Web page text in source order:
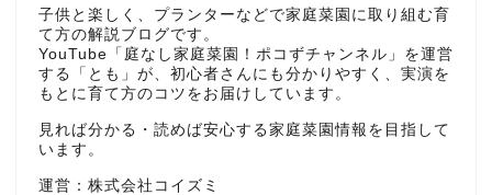
子供と楽しく、プランターなどで家庭菜園に取り組む育
て方の解説ブログです。
YouTube「庭なし家庭菜園！ポコずチャンネル」を運営
する「とも」が、初心者さんにも分かりやすく、実演を
もとに育て方のコツをお届けしています。
見れば分かる・読めば安心する家庭菜園情報を目指して
います。
運営：株式会社コイズミ